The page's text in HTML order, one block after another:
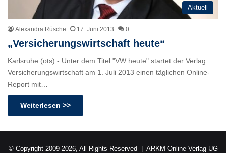
Aktuell
Alexandra Rüsche 17. Juni 2013 0
„Versicherungswirtschaft heute“
Karlsruhe (ots) - Unter dem Titel "VW heute" startet der Verlag
Versicherungswirtschaft am 1. Juli 2013 einen täglichen Online-
Report mit…
Weiterlesen >>
© Copyright 2009-2026, All Rights Reserved | ARKM Online Verlag UG